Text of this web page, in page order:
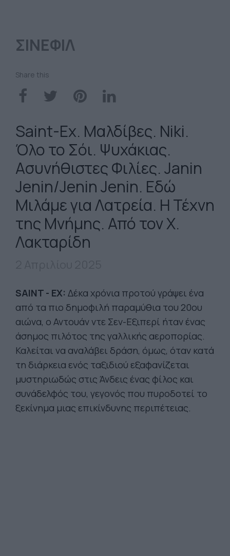
ΣΙΝΕΦΙΛ
Share this
Saint-Ex. Μαλδίβες. Niki.
Όλο το Σόι. Ψυχάκιας.
Ασυνήθιστες Φιλίες. Janin
Jenin/Jenin Jenin. Εδώ
Μιλάμε για Λατρεία. Η Τέχνη
της Μνήμης. Από τον Χ.
Λακταρίδη
SAINT - EX: Δέκα χρόνια προτού γράψει ένα
από τα πιο δημοφιλή παραμύθια του 20ου
αιώνα, ο Αντουάν ντε Σεν-Εξιπερί ήταν ένας
άσημος πιλότος της γαλλικής αεροπορίας.
Καλείται να αναλάβει δράση, όμως, όταν κατά
τη διάρκεια ενός ταξιδιού εξαφανίζεται
μυστηριωδώς στις Άνδεις ένας φίλος και
συνάδελφός του, γεγονός που πυροδοτεί το
ξεκίνημα μιας επικίνδυνης περιπέτειας.